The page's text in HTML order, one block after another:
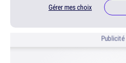
Gérer mes choix
Publicité